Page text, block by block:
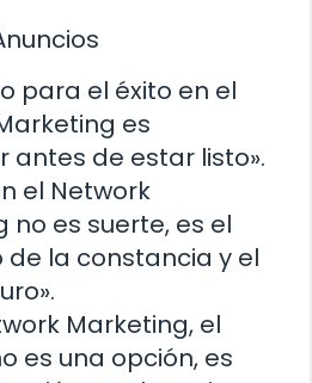
para el éxito en el
es
antes de estar listo».
el Network
no es suerte, es el
de la constancia y el
Marketing, el
es una opción, es